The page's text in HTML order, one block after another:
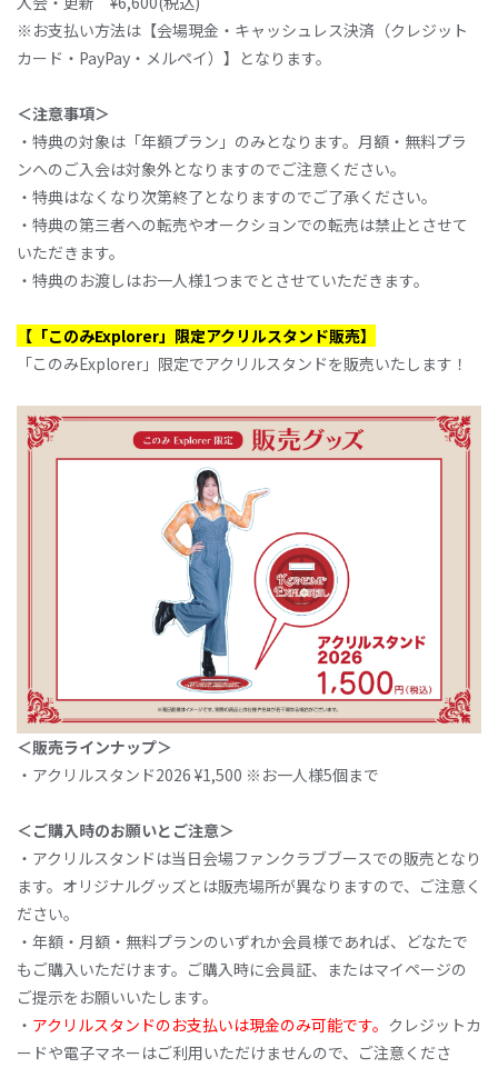
※お支払い方法は【会場現金・キャッシュレス決済（クレジット
カード・PayPay・メルペイ）】となります。
＜注意事項＞
・特典の対象は「年額プラン」のみとなります。月額・無料プラ
ンへのご入会は対象外となりますのでご注意ください。
・特典はなくなり次第終了となりますのでご了承ください。
・特典の第三者への転売やオークションでの転売は禁止とさせて
いただきます。
・特典のお渡しはお一人様1つまでとさせていただきます。
【 「このみExplorer」限定アクリルスタンド販売】
「このみExplorer」限定でアクリルスタンドを販売いたします！
＜販売ラインナップ＞
・アクリルスタンド2026 ¥1,500 ※お一人様5個まで
＜ご購入時のお願いとご注意＞
・アクリルスタンドは当日会場ファンクラブブースでの販売となり
ます。オリジナルグッズとは販売場所が異なりますので、ご注意く
ださい。
・年額・月額・無料プランのいずれか会員様であれば、どなたで
もご購入いただけます。ご購入時に会員証、またはマイページの
ご提示をお願いいたします。
・ アクリルスタンドのお支払いは現金のみ可能です。 クレジットカ
ードや電子マネーはご利用いただけませんので、ご注意くださ